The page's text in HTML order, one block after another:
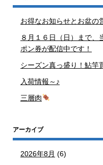
お得なお知らせとお盆の
８月１６日（日）まで、
ポン券が配信中です！
シーズン真っ盛り！鮎竿
入荷情報～♪
三層肉
アーカイブ
2026年8月 (6)